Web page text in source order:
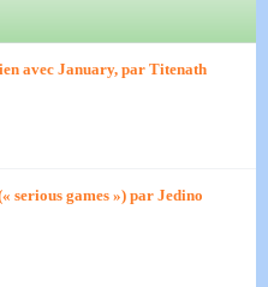
avec January, par Titenath
serious games ») par Jedino